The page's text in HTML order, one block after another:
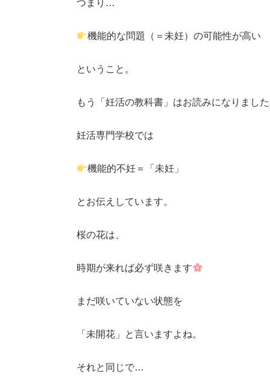
つまり…
機能的な問題（＝未妊）の可能性が高い
ということ。
もう「妊活の教科書」はお読みになりまし
妊活専門学校では
機能的不妊＝「未妊」
とお伝えしています。
桜の花は、
時期が来れば必ず咲きます
まだ咲いていない状態を
「未開花」と言いますよね。
それと同じで…